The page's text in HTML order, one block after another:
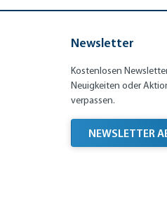
Newsletter
Kostenlosen
Neuigkeiten oder
verpassen.
NEWSLETTER